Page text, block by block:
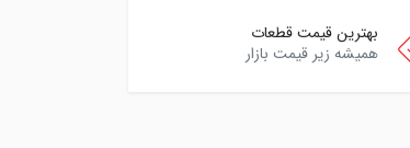
بهترین قیمت قطعات
همیشه زیر قیمت بازار